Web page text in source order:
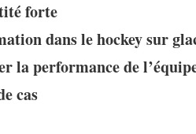
forte
dans le hockey sur
la performance de
cas